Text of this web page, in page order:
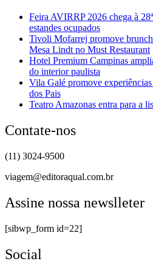
Feira AVIRRP 2026 chega à
estandes ocupados
Tivoli Mofarrej promove
Mesa Lindt no Must Restaurant
Hotel Premium Campinas
do interior paulista
Vila Galé promove
dos Pais
Teatro Amazonas entra para a
Contate-nos
(11) 3024-9500
viagem@editoraqual.com.br
Assine nossa newslleter
[sibwp_form id=22]
Social